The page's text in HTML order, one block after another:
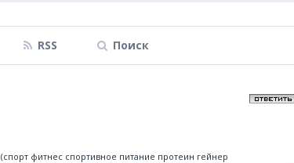
RSS Поиск
(спорт фитнес спортивное питание протеин гейнер